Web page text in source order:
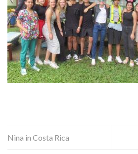
Nina in Costa Rica